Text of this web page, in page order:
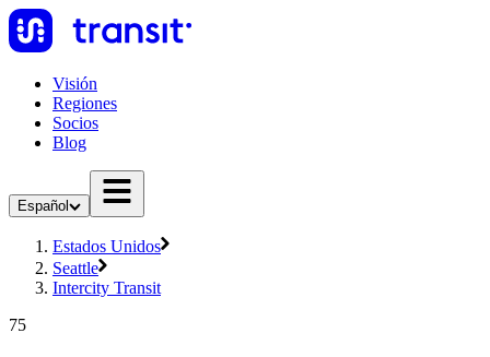
Visión
Regiones
Socios
Blog
Español
Estados Unidos
Seattle
Intercity Transit
75